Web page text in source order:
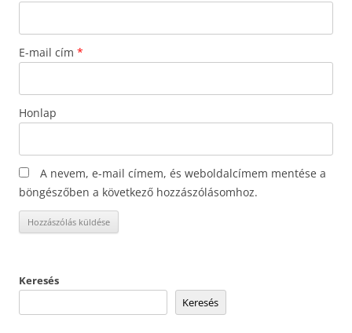
E-mail cím *
Honlap
A nevem, e-mail címem, és weboldalcímem mentése a
böngészőben a következő hozzászólásomhoz.
Keresés
Keresés